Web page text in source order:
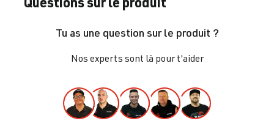
Tu as une question sur le produit ?
Nos experts sont là pour t'aider